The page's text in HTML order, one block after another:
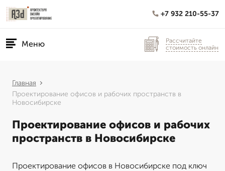
+7 932 210-55-37
Меню
Рассчитайте
стоимость онлайн
Главная
Проектирование офисов и рабочих пространств в
Новосибирске
Проектирование офисов и рабочих
пространств в Новосибирске
Проектирование офисов в Новосибирске под ключ